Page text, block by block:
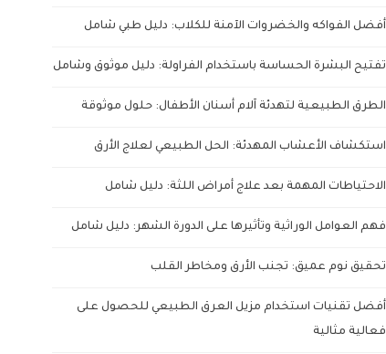
أفضل الفواكه والخضروات الآمنة للكلاب: دليل طبي شامل
تفتيح البشرة الحساسة باستخدام الفراولة: دليل موثوق وشامل
الطرق الطبيعية لتهدئة آلام أسنان الأطفال: حلول موثوقة
استكشاف الأعشاب المهدئة: الحل الطبيعي لعلاج الأرق
الاحتياطات المهمة بعد علاج أمراض اللثة: دليل شامل
فهم العوامل الوراثية وتأثيرها على الدورة الشهر: دليل شامل
تحقيق نوم عميق: تجنب الأرق ومخاطر القلب
أفضل تقنيات استخدام مزيل العرق الطبيعي للحصول على
فعالية مثالية